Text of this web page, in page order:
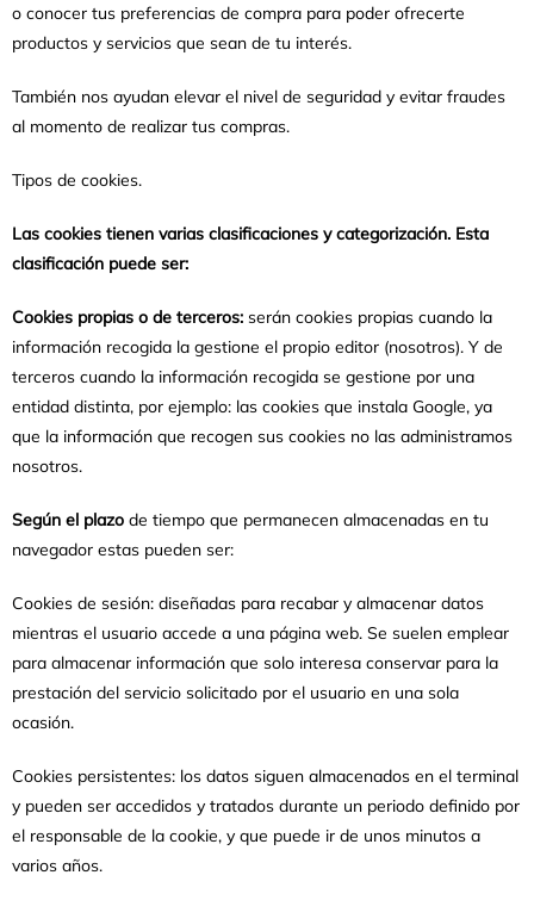
o conocer tus preferencias de compra para poder ofrecerte
productos y servicios que sean de tu interés.
También nos ayudan elevar el nivel de seguridad y evitar fraudes
al momento de realizar tus compras.
Tipos de cookies.
Las cookies tienen varias clasificaciones y categorización. Esta
clasificación puede ser:
Cookies propias o de terceros: serán cookies propias cuando la
información recogida la gestione el propio editor (nosotros). Y de
terceros cuando la información recogida se gestione por una
entidad distinta, por ejemplo: las cookies que instala Google, ya
que la información que recogen sus cookies no las administramos
nosotros.
Según el plazo de tiempo que permanecen almacenadas en tu
navegador estas pueden ser:
Cookies de sesión: diseñadas para recabar y almacenar datos
mientras el usuario accede a una página web. Se suelen emplear
para almacenar información que solo interesa conservar para la
prestación del servicio solicitado por el usuario en una sola
ocasión.
Cookies persistentes: los datos siguen almacenados en el terminal
y pueden ser accedidos y tratados durante un periodo definido por
el responsable de la cookie, y que puede ir de unos minutos a
varios años.